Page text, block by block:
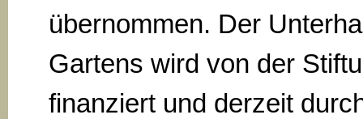
übernommen. Der
Gartens wird von der
finanziert und derzeit